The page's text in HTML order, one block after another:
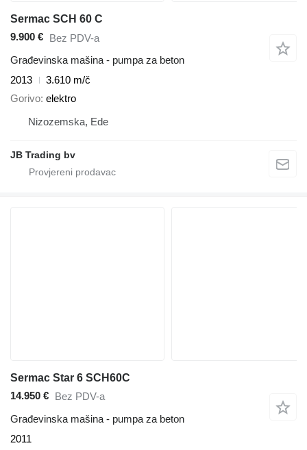
Sermac SCH 60 C
9.900 € Bez PDV-a
Građevinska mašina - pumpa za beton
2013
3.610 m/č
Gorivo elektro
Nizozemska, Ede
JB Trading bv
Sermac Star 6 SCH60C
14.950 € Bez PDV-a
Građevinska mašina - pumpa za beton
2011